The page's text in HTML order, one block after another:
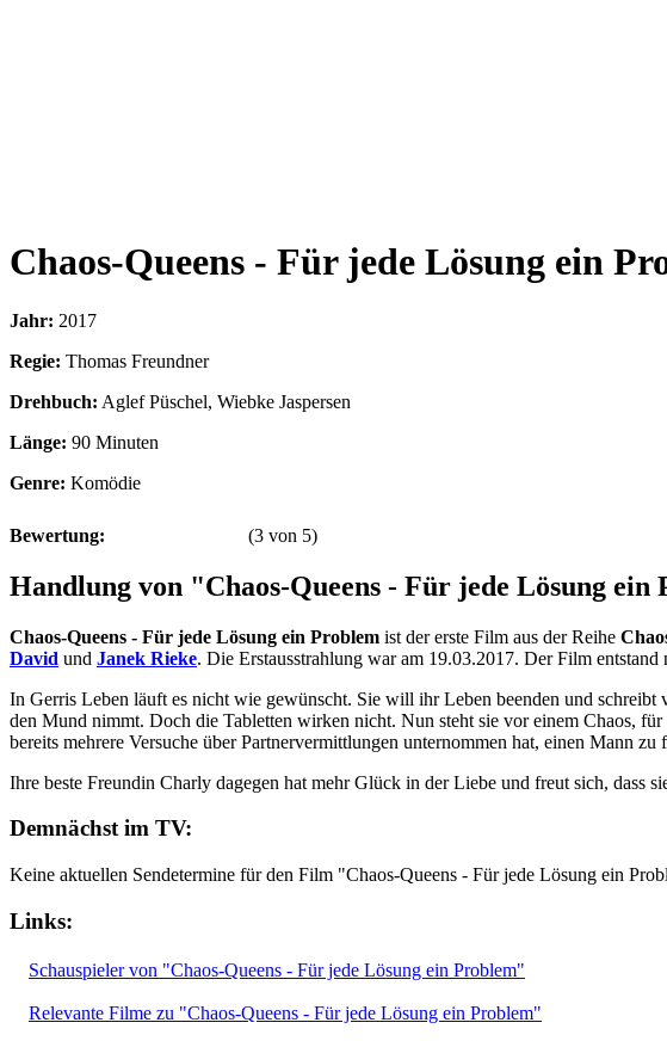
Chaos-Queens - Für jede Lösung ein
Jahr: 2017
Regie: Thomas Freundner
Drehbuch: Aglef Püschel, Wiebke Jaspersen
Länge: 90 Minuten
Genre: Komödie
Bewertung: (3 von 5)
Handlung von "Chaos-Queens - Für jede Lösung ein
Chaos-Queens - Für jede Lösung ein Problem ist der erste Film aus der Reihe
David und Janek Rieke. Die Erstausstrahlung war am 19.03.2017. Der Film
In Gerris Leben läuft es nicht wie gewünscht. Sie will ihr Leben beenden und
den Mund nimmt. Doch die Tabletten wirken nicht. Nun steht sie vor einem Chaos,
bereits mehrere Versuche über Partnervermittlungen unternommen hat, einen Mann zu
Ihre beste Freundin Charly dagegen hat mehr Glück in der Liebe und freut sich, dass
Demnächst im TV:
Keine aktuellen Sendetermine für den Film "Chaos-Queens - Für jede Lösung ein
Links:
Schauspieler von "Chaos-Queens - Für jede Lösung ein Problem"
Relevante Filme zu "Chaos-Queens - Für jede Lösung ein Problem"